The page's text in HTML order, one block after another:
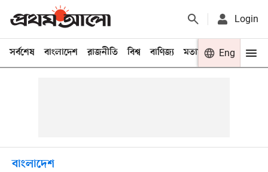
Login
সর্বশেষ বাংলাদেশ রাজনীতি বিশ্ব বাণিজ্য মতামত খেলা
Eng
বাংলাদেশ